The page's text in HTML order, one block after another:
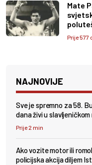
Mate
Prije 577
NAJNOVIJE
Sve je spremno za 58.
dana živi u
Prije 2 min
Ako vozite motor ili
policijska akcija diljem